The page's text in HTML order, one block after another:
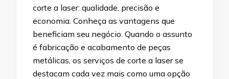
corte a laser: qualidade, precisão e
economia. Conheça as vantagens que
beneficiam seu negócio. Quando o assunto
é fabricação e acabamento de peças
metálicas, os serviços de corte a laser se
destacam cada vez mais como uma opção